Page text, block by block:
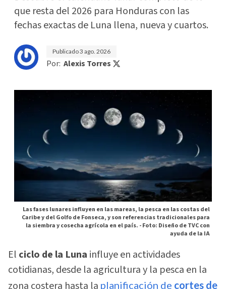
que resta del 2026 para Honduras con las
fechas exactas de Luna llena, nueva y cuartos.
Publicado3 ago. 2026
Por: Alexis Torres
Las fases lunares influyen en las mareas, la pesca en las costas del
Caribe y del Golfo de Fonseca, y son referencias tradicionales para
la siembra y cosecha agrícola en el país. -Foto: Diseño de TVC con
ayuda de la IA
El ciclo de la Luna influye en actividades
cotidianas, desde la agricultura y la pesca en la
zona costera hasta la planificación de cortes de